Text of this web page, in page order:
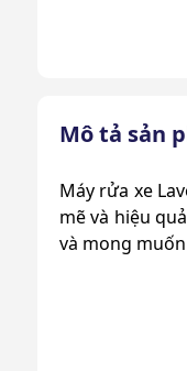
Mô tả sản
Máy rửa xe
mẽ và hiệu
và mong